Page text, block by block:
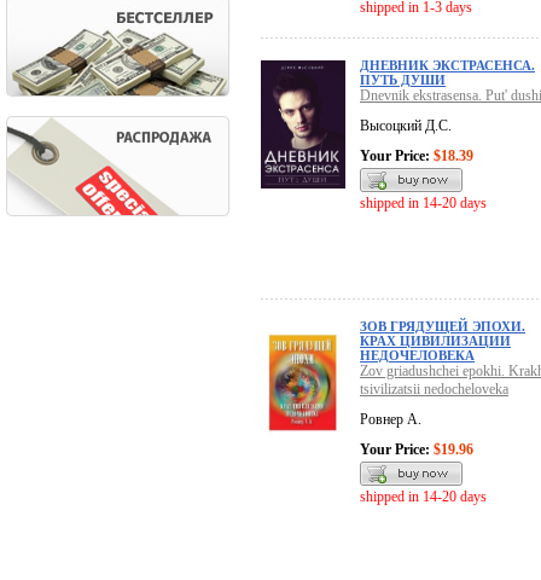
shipped in 1-3 days
ДНЕВНИК ЭКСТРАСЕНСА.
ПУТЬ ДУШИ
Dnevnik ekstrasensa. Put' dushi
Высоцкий Д.С.
Your Price: $18.39
shipped in 14-20 days
ЗОВ ГРЯДУЩЕЙ ЭПОХИ.
КРАХ ЦИВИЛИЗАЦИИ
НЕДОЧЕЛОВЕКА
Zov griadushchei epokhi.
tsivilizatsii nedocheloveka
Ровнер А.
Your Price: $19.96
shipped in 14-20 days